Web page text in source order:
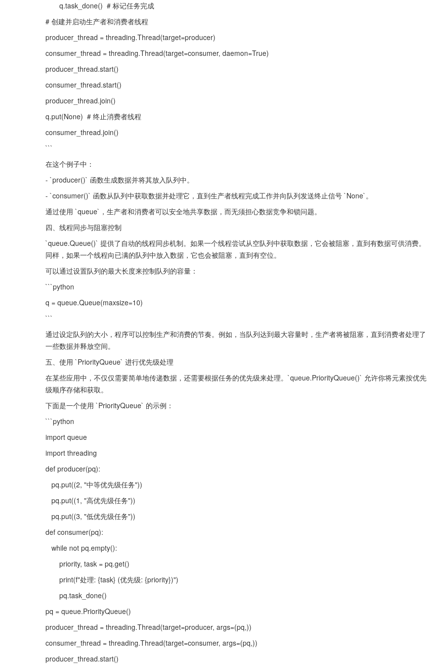
q.task_done()  # 标记任务完成
# 创建并启动生产者和消费者线程
producer_thread = threading.Thread(target=producer)
consumer_thread = threading.Thread(target=consumer, daemon=True)
producer_thread.start()
consumer_thread.start()
producer_thread.join()
q.put(None)  # 终止消费者线程
consumer_thread.join()
```
在这个例子中：
- `producer()` 函数生成数据并将其放入队列中。
- `consumer()` 函数从队列中获取数据并处理它，直到生产者线程完成工作并向队列发送终止信号 `None`。
通过使用 `queue`，生产者和消费者可以安全地共享数据，而无须担心数据竞争和锁问题。
四、线程同步与阻塞控制
`queue.Queue()` 提供了自动的线程同步机制。如果一个线程尝试从空队列中获取数据，它会被阻塞，直到有数据可供消费。
同样，如果一个线程向已满的队列中放入数据，它也会被阻塞，直到有空位。
可以通过设置队列的最大长度来控制队列的容量：
```python
q = queue.Queue(maxsize=10)
```
通过设定队列的大小，程序可以控制生产和消费的节奏。例如，当队列达到最大容量时，生产者将被阻塞，直到消费者处理了
一些数据并释放空间。
五、使用 `PriorityQueue` 进行优先级处理
在某些应用中，不仅仅需要简单地传递数据，还需要根据任务的优先级来处理。`queue.PriorityQueue()` 允许你将元素按优先
级顺序存储和获取。
下面是一个使用 `PriorityQueue` 的示例：
```python
import queue
import threading
def producer(pq):
pq.put((2, "中等优先级任务"))
pq.put((1, "高优先级任务"))
pq.put((3, "低优先级任务"))
def consumer(pq):
while not pq.empty():
priority, task = pq.get()
print(f"处理: {task} (优先级: {priority})")
pq.task_done()
pq = queue.PriorityQueue()
producer_thread = threading.Thread(target=producer, args=(pq,))
consumer_thread = threading.Thread(target=consumer, args=(pq,))
producer_thread.start()